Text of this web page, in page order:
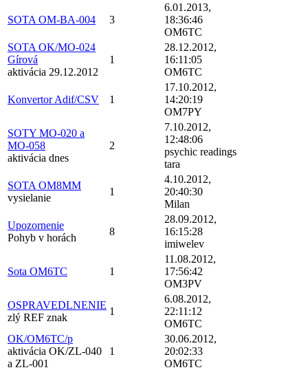
SOTA OM-BA-004 3
6.01.2013,
18:36:46
OM6TC
SOTA OK/MO-024
Gírová
aktivácia 29.12.2012
1
28.12.2012,
16:11:05
OM6TC
Konvertor Adif/CSV 1
17.10.2012,
14:20:19
OM7PY
SOTY MO-020 a
MO-058
aktivácia dnes
2
7.10.2012,
12:48:06
psychic readings
tara
SOTA OM8MM
vysielanie
1
4.10.2012,
20:40:30
Milan
Upozornenie
Pohyb v horách
8
28.09.2012,
16:15:28
imiwelev
Sota OM6TC 1
11.08.2012,
17:56:42
OM3PV
OSPRAVEDLNENIE
zlý REF znak
1
6.08.2012,
22:11:12
OM6TC
OK/OM6TC/p
aktivácia OK/ZL-040
a ZL-001
1
30.06.2012,
20:02:33
OM6TC